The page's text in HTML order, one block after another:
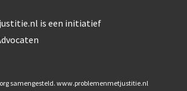
is een initiatief
samengesteld. www.problemenmetjustitie.nl